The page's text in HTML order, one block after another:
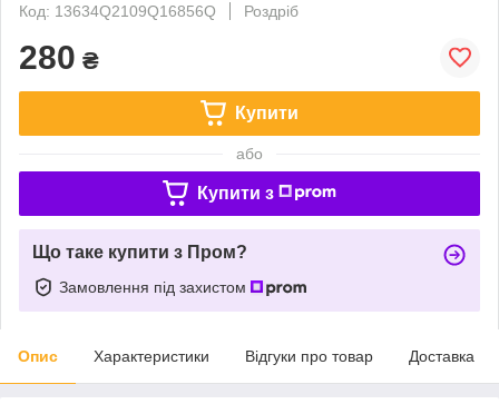
Код: 13634Q2109Q16856Q
Роздріб
280 ₴
Купити
або
Купити з
Що таке купити з Пром?
Замовлення під захистом
Опис Характеристики Відгуки про товар Доставка